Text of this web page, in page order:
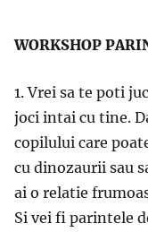
WORKSHOP
1. Vrei sa te poti
joci intai cu tine.
copilului care
cu dinozaurii sau
ai o relatie
Si vei fi parintele